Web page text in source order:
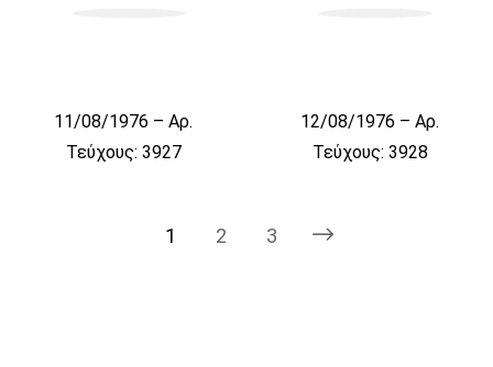
11/08/1976 – Αρ.
Τεύχους: 3927
12/08/1976 – Αρ.
Τεύχους: 3928
1 2 3